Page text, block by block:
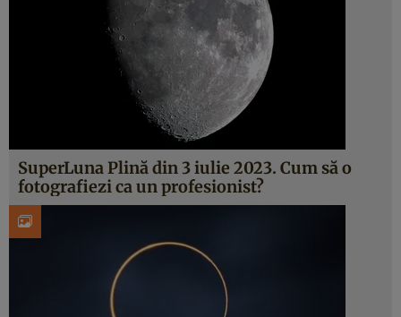
SuperLuna Plină din 3 iulie 2023. Cum să o
fotografiezi ca un profesionist?